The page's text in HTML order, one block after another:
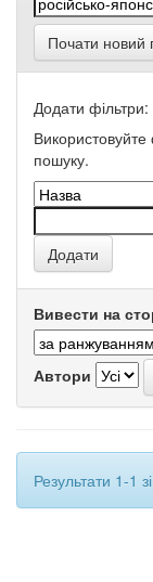
Почати новий
Додати фільтри:
Використовуйте
пошуку.
Вивести на
Автори
Результати 1-1